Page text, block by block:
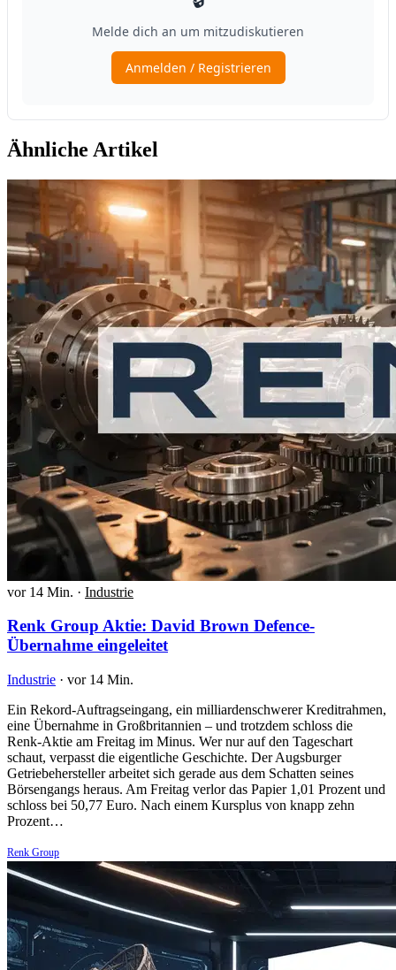
Ähnliche Artikel
vor 14 Min. · Industrie
Renk Group Aktie: David Brown Defence-
Übernahme eingeleitet
Industrie · vor 14 Min.
Ein Rekord-Auftragseingang, ein milliardenschwerer Kreditrahmen,
eine Übernahme in Großbritannien – und trotzdem schloss die
Renk-Aktie am Freitag im Minus. Wer nur auf den Tageschart
schaut, verpasst die eigentliche Geschichte. Der Augsburger
Getriebehersteller arbeitet sich gerade aus dem Schatten seines
Börsengangs heraus. Am Freitag verlor das Papier 1,01 Prozent und
schloss bei 50,77 Euro. Nach einem Kursplus von knapp zehn
Prozent…
Renk Group